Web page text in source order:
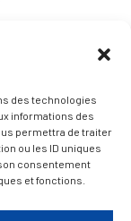
des technologies
informations des
permettra de traiter
ou les ID uniques
consentement
et fonctions.
et visiter